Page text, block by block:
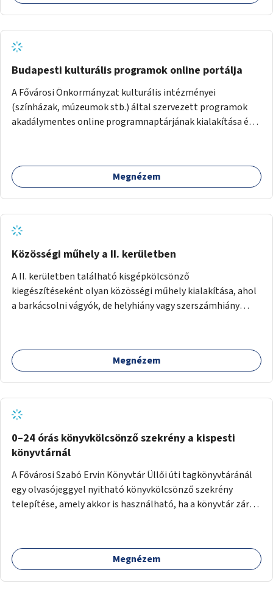
Budapesti kulturális programok online portálja
A Fővárosi Önkormányzat kulturális intézményei
(színházak, múzeumok stb.) által szervezett programok
akadálymentes online programnaptárjának kialakítása és
Megnézem
Közösségi műhely a II. kerületben
A II. kerületben található kisgépkölcsönző
kiegészítéseként olyan közösségi műhely kialakítása, ahol
a barkácsolni vágyók, de helyhiány vagy szerszámhiány
Megnézem
0–24 órás könyvkölcsönző szekrény a kispesti
könyvtárnál
A Fővárosi Szabó Ervin Könyvtár Üllői úti tagkönyvtáránál
egy olvasójeggyel nyitható könyvkölcsönző szekrény
telepítése, amely akkor is használható, ha a könyvtár zárva
Megnézem